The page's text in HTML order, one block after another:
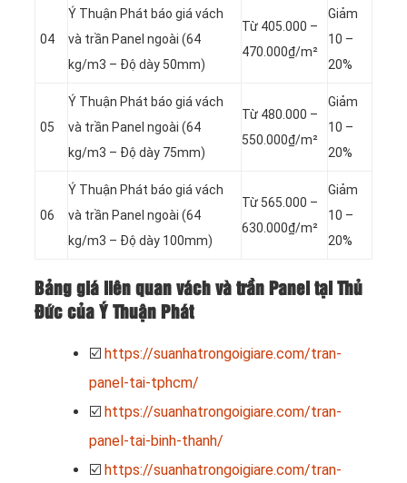
04
Ý Thuận Phát báo giá vách
và trần Panel ngoài (64
kg/m3 – Độ dày 50mm)
Từ 405.000 –
470.000₫/m²
Giảm
10 –
20%
05
Ý Thuận Phát báo giá vách
và trần Panel ngoài (64
kg/m3 – Độ dày 75mm)
Từ 480.000 –
550.000₫/m²
Giảm
10 –
20%
06
Ý Thuận Phát báo giá vách
và trần Panel ngoài (64
kg/m3 – Độ dày 100mm)
Từ 565.000 –
630.000₫/m²
Giảm
10 –
20%
Bảng giá liên quan vách và trần Panel tại Thủ
Đức của Ý Thuận Phát
☑️ https://suanhatrongoigiare.com/tran-
panel-tai-tphcm/
☑️ https://suanhatrongoigiare.com/tran-
panel-tai-binh-thanh/
☑️ https://suanhatrongoigiare.com/tran-